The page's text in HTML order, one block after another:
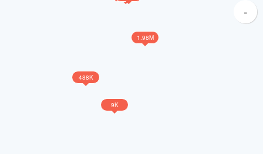
-
1.98M
488K
9K